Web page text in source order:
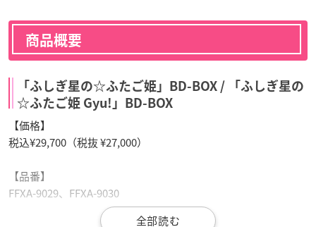
商品概要
「ふしぎ星の☆ふたご姫」BD-BOX / 「ふしぎ星の
☆ふたご姫 Gyu!」BD-BOX
【価格】
税込¥29,700（税抜 ¥27,000）
【品番】
FFXA-9029、FFXA-9030